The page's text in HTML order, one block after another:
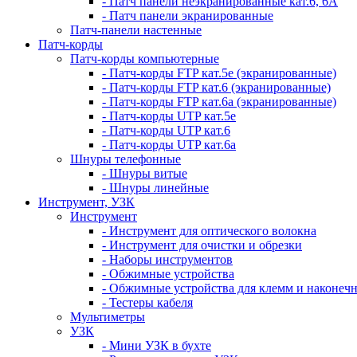
- Патч панели экранированные
Патч-панели настенные
Патч-корды
Патч-корды компьютерные
- Патч-корды FTP кат.5е (экранированные)
- Патч-корды FTP кат.6 (экранированные)
- Патч-корды FTP кат.6а (экранированные)
- Патч-корды UTP кат.5е
- Патч-корды UTP кат.6
- Патч-корды UTP кат.6а
Шнуры телефонные
- Шнуры витые
- Шнуры линейные
Инструмент, УЗК
Инструмент
- Инструмент для оптического волокна
- Инструмент для очистки и обрезки
- Наборы инструментов
- Обжимные устройства
- Обжимные устройства для клемм и
- Тестеры кабеля
Мультиметры
УЗК
- Мини УЗК в бухте